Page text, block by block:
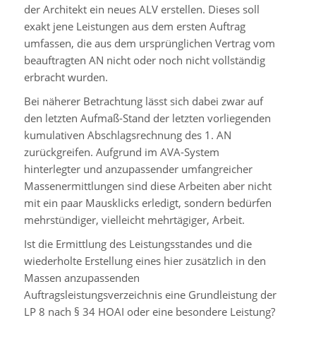
der Architekt ein neues ALV erstellen. Dieses soll
exakt jene Leistungen aus dem ersten Auftrag
umfassen, die aus dem ursprünglichen Vertrag vom
beauftragten AN nicht oder noch nicht vollständig
erbracht wurden.
Bei näherer Betrachtung lässt sich dabei zwar auf
den letzten Aufmaß-Stand der letzten vorliegenden
kumulativen Abschlagsrechnung des 1. AN
zurückgreifen. Aufgrund im AVA-System
hinterlegter und anzupassender umfangreicher
Massenermittlungen sind diese Arbeiten aber nicht
mit ein paar Mausklicks erledigt, sondern bedürfen
mehrstündiger, vielleicht mehrtägiger, Arbeit.
Ist die Ermittlung des Leistungsstandes und die
wiederholte Erstellung eines hier zusätzlich in den
Massen anzupassenden
Auftragsleistungsverzeichnis eine Grundleistung der
LP 8 nach § 34 HOAI oder eine besondere Leistung?